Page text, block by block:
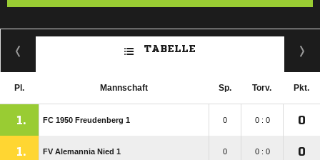
TABELLE
Pl. Mannschaft Sp. Torv. Pkt.
1. FC 1950 Freudenberg 1 0 0 : 0 0
1. FV Alemannia Nied 1 0 0 : 0 0